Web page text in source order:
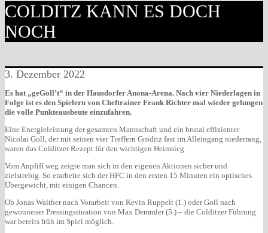
COLDITZ KANN ES DOCH
NOCH
3. Dezember 2022
Es hat „geGoll’t“ in der Hausdorfer Anona-Arena. Nach vier Niederlagen in
Folge ist es den Spielern von Cheftrainer Frank Richter mal wieder gelungen
die volle Punkteausbeute einzufahren.
Eine Energieleistung der gesamten Mannschaft und ein brutal effizienter
Nicolai Goll, der mit seinen vier Treffern Gröditz fast im Alleingang niederrang,
waren das Colditzer Rezept für den wichtigen Heimsieg.
Vom Anpfiff weg zeigte man sich in den eigenen Aktionen sicher und
zielstrebig. So erarbeite sich der HFC in den ersten 15 Minuten ein optisches
Übergewicht, mit einigen Chancen.
Ob Jonas Walther nach Vorarbeit von Kevin Ruppelt (1.) oder Goll nach
gewonnener Pressingsituation von Max Demmler (5.) – die Colditzer Führung
war bereits früh im Spiel möglich.